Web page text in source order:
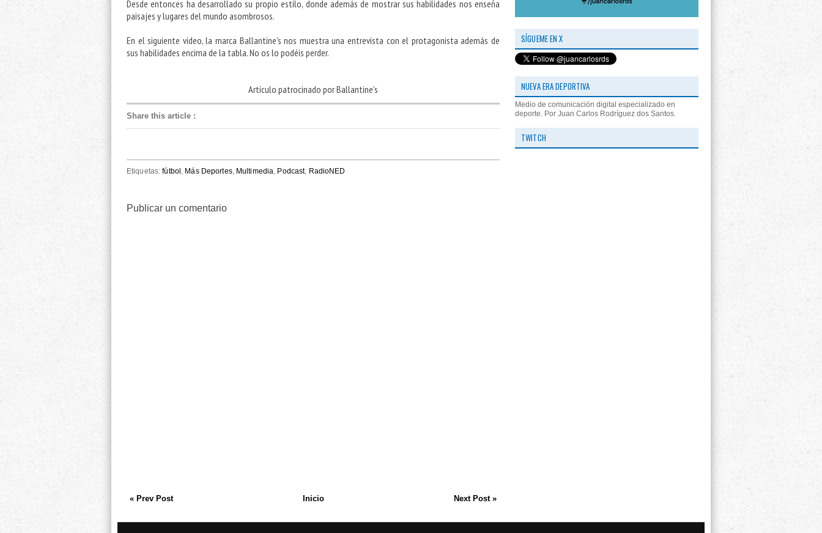
Desde entonces ha desarrollado su propio estilo, donde además de mostrar sus habilidades nos enseña
paisajes y lugares del mundo asombrosos.
En el siguiente vídeo, la marca Ballantine's nos muestra una entrevista con el protagonista además de
sus habilidades encima de la tabla. No os lo podéis perder.
Artículo patrocinado por Ballantine's
Share this article :
Etiquetas:fútbol , Más Deportes, Multimedia, Podcast, RadioNED
Publicar un comentario
« Prev Post Next Post »
Inicio
SÍGUEME EN X
NUEVA ERA DEPORTIVA
Medio de comunicación digital especializado en
deporte. Por Juan Carlos Rodríguez dos Santos.
TWITCH